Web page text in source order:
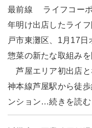
最前線 ライフコーポ
年明け出店したライ
戸市東灘区、1月17日
惣菜の新たな取組みを
芦屋エリア初出店と
神本線芦屋駅から徒
ンション…続きを読む